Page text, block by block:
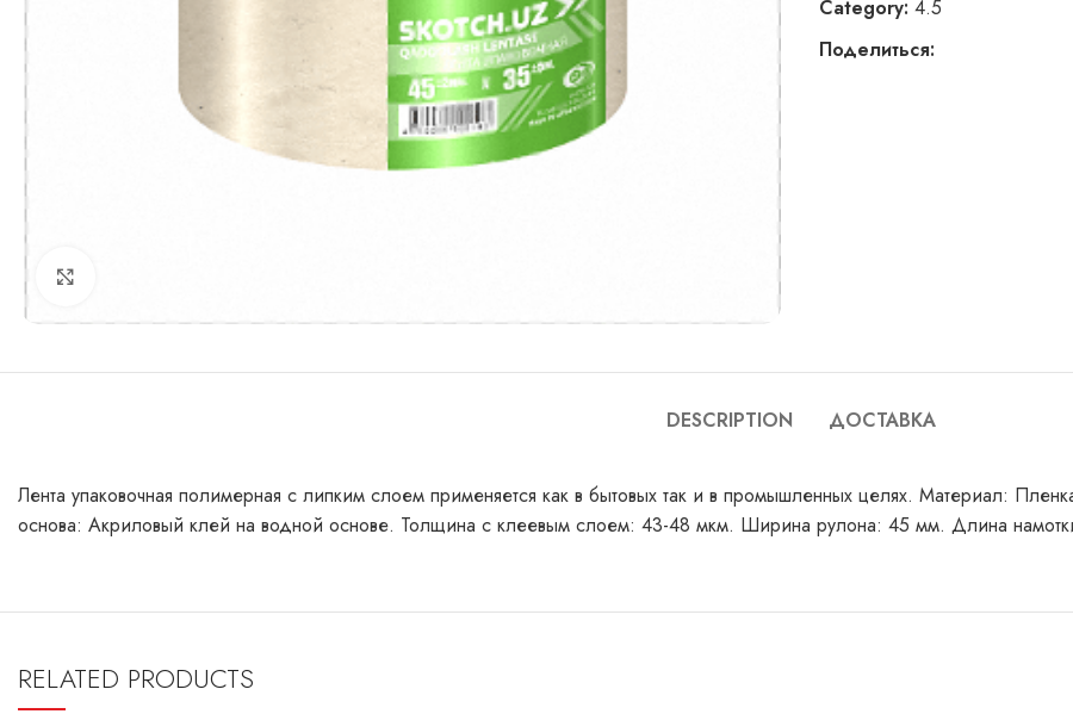
Category: 4.5
Поделиться:
DESCRIPTION ДОСТАВКА
Лента упаковочная полимерная с липким слоем применяется как в бытовых так и в промышленных целях. Материал:
основа: Акриловый клей на водной основе. Толщина с клеевым слоем: 43-48 мкм. Ширина рулона: 45 мм. Длина
RELATED PRODUCTS